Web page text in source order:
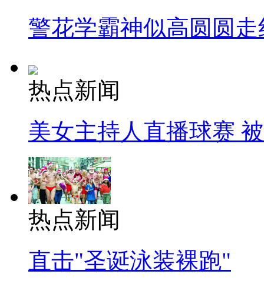
警花学霸神似高圆圆走
热点新闻
美女主持人直播球赛
热点新闻
直击"圣诞泳装裸跑"